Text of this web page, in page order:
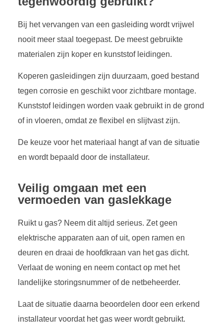
Bij het vervangen van een gasleiding wordt vrijwel
nooit meer staal toegepast. De meest gebruikte
materialen zijn koper en kunststof leidingen.
Koperen gasleidingen zijn duurzaam, goed bestand
tegen corrosie en geschikt voor zichtbare montage.
Kunststof leidingen worden vaak gebruikt in de grond
of in vloeren, omdat ze flexibel en slijtvast zijn.
De keuze voor het materiaal hangt af van de situatie
en wordt bepaald door de installateur.
Veilig omgaan met een
vermoeden van gaslekkage
Ruikt u gas? Neem dit altijd serieus. Zet geen
elektrische apparaten aan of uit, open ramen en
deuren en draai de hoofdkraan van het gas dicht.
Verlaat de woning en neem contact op met het
landelijke storingsnummer of de netbeheerder.
Laat de situatie daarna beoordelen door een erkend
installateur voordat het gas weer wordt gebruikt.